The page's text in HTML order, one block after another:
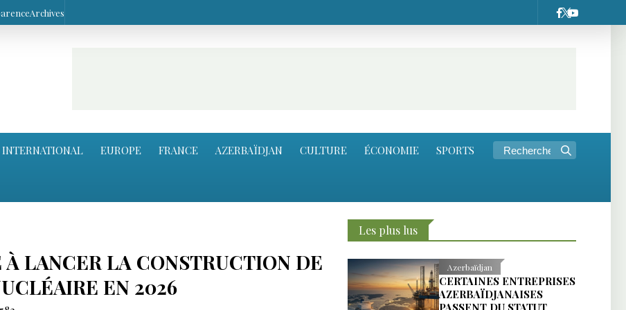
Archives
INTERNATIONAL EUROPE FRANCE AZERBAÏDJAN CULTURE ÉCONOMIE SPORTS
LANCER LA CONSTRUCTION DE
EN 2026
Les plus lus
Azerbaïdjan
CERTAINES ENTREPRISES
AZERBAÏDJANAISES